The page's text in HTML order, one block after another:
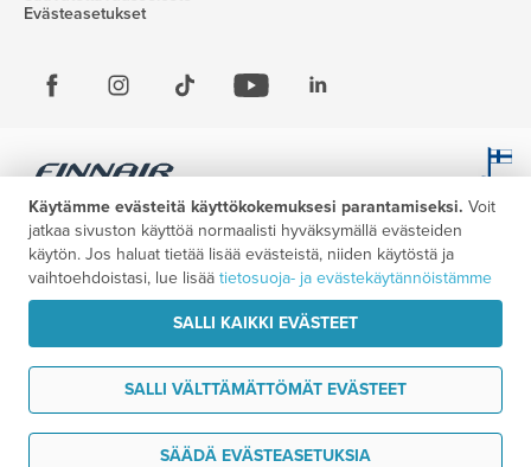
Haluan ideoita matkaani
Evästeasetukset
Käytämme evästeitä käyttökokemuksesi parantamiseksi. Voit
jatkaa sivuston käyttöä normaalisti hyväksymällä evästeiden
käytön. Jos haluat tietää lisää evästeistä, niiden käytöstä ja
vaihtoehdoistasi, lue lisää tietosuoja- ja evästekäytännöistämme
SALLI KAIKKI EVÄSTEET
SALLI VÄLTTÄMÄTTÖMÄT EVÄSTEET
SÄÄDÄ EVÄSTEASETUKSIA